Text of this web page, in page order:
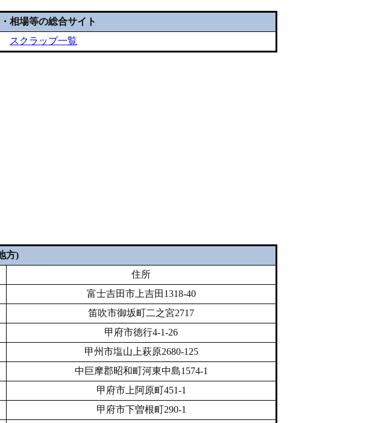
相場等の総合サイト
スクラップ一覧
方)
住所
富士吉田市上吉田1318-40
笛吹市御坂町二之宮2717
甲府市徳行4-1-26
甲州市塩山上萩原2680-125
中巨摩郡昭和町河東中島1574-1
甲府市上阿原町451-1
甲府市下曽根町290-1